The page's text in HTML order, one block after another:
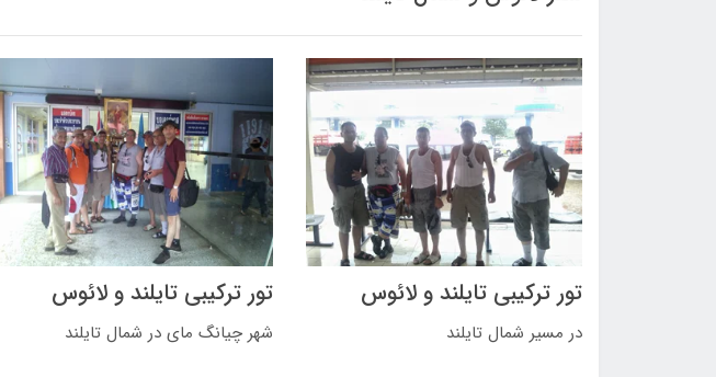
تور ترکیبی تایلند و لائوس
در مسیر شمال تایلند
تور ترکیبی تایلند و لائوس
شهر چیانگ مای در شمال تایلند